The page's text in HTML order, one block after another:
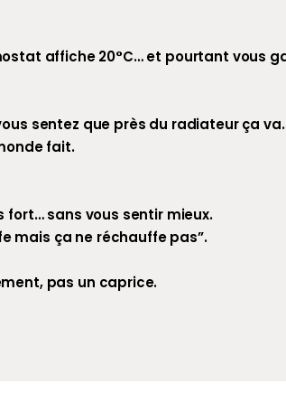
affiche 20°C… et pourtant vous
sentez que près du radiateur ça
fait.
fort… sans vous sentir mieux.
mais ça ne réchauffe pas”.
pas un caprice.